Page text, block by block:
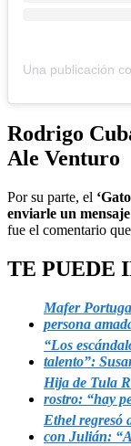
Una publicación
Rodrigo
Ale Venturo
Por su parte, el
enviarle un
fue el comentario
TE PUEDE
Mafer
persona
“Los
talento”:
Hija de Tula
rostro: “hay
Ethel regresó
con Julián: